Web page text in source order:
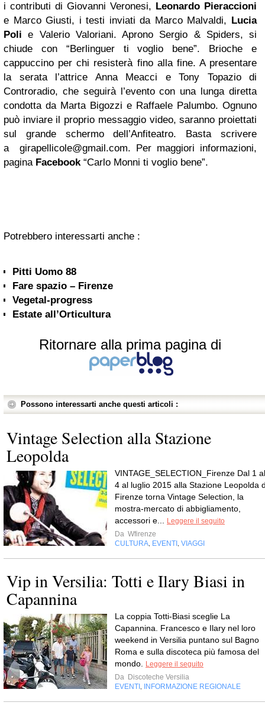
i contributi di Giovanni Veronesi, Leonardo Pieraccioni
e Marco Giusti, i testi inviati da Marco Malvaldi, Lucia
Poli e Valerio Valoriani. Aprono Sergio & Spiders, si
chiude con “Berlinguer ti voglio bene”. Brioche e
cappuccino per chi resisterà fino alla fine. A presentare
la serata l’attrice Anna Meacci e Tony Topazio di
Controradio, che seguirà l’evento con una lunga diretta
condotta da Marta Bigozzi e Raffaele Palumbo. Ognuno
può inviare il proprio messaggio video, saranno proiettati
sul grande schermo dell’Anfiteatro. Basta scrivere
a girapellicole@gmail.com. Per maggiori informazioni,
pagina Facebook“Carlo Monni ti voglio bene”.
Potrebbero interessarti anche :
Pitti Uomo 88
Fare spazio – Firenze
Vegetal-progress
Estate all’Orticultura
Ritornare alla prima pagina di
Possono interessarti anche questi articoli :
Vintage Selection alla Stazione
Leopolda
VINTAGE_SELECTION_Firenze Dal 1 al
4 al luglio 2015 alla Stazione Leopolda
Firenze torna Vintage Selection, la
mostra-mercato di abbigliamento,
accessori e...
Leggere il seguito
Da Wfirenze
CULTURA EVENTI VIAGGI
Vip in Versilia: Totti e Ilary Biasi in
Capannina
La coppia Totti-Biasi sceglie La
Capannina. Francesco e Ilary nel loro
weekend in Versilia puntano sul Bagno
Roma e sulla discoteca più famosa del
mondo.
Leggere il seguito
Da Discoteche Versilia
EVENTI
INFORMAZIONE REGIONALE